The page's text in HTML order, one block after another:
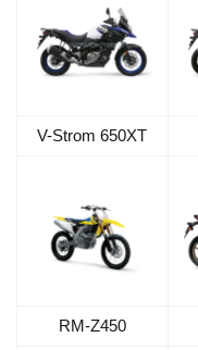
V-Strom 650XT
RM-Z450